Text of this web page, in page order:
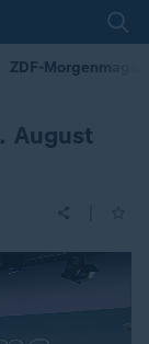
ZDF-
August